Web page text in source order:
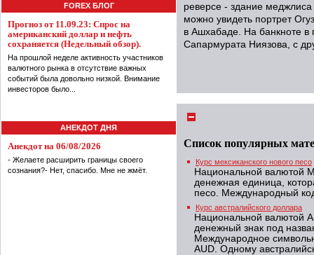
FOREX БЛОГ
Прогноз от 11.09.23: Спрос на
американский доллар и нефть
сохраняется (Недельный обзор).
На прошлой неделе активность участников
валютного рынка в отсутствие важных
событий была довольно низкой. Внимание
инвесторов было...
АНЕКДОТ ДНЯ
Анекдот на 06/08/2026
- Желаете расширить границы своего
сознания?- Нет, спасибо. Мне не жмёт.
реверсе - здание
можно увидеть портрет
в Ашхабаде. На банкноте в
Сапармурата Ниязова, с
Список популярных
Курс мексиканского нового песо
Национальной валютой
денежная единица,
песо. Международный
Курс австралийского доллара
Национальной валютой
денежный знак под
Международное
AUD. Одному